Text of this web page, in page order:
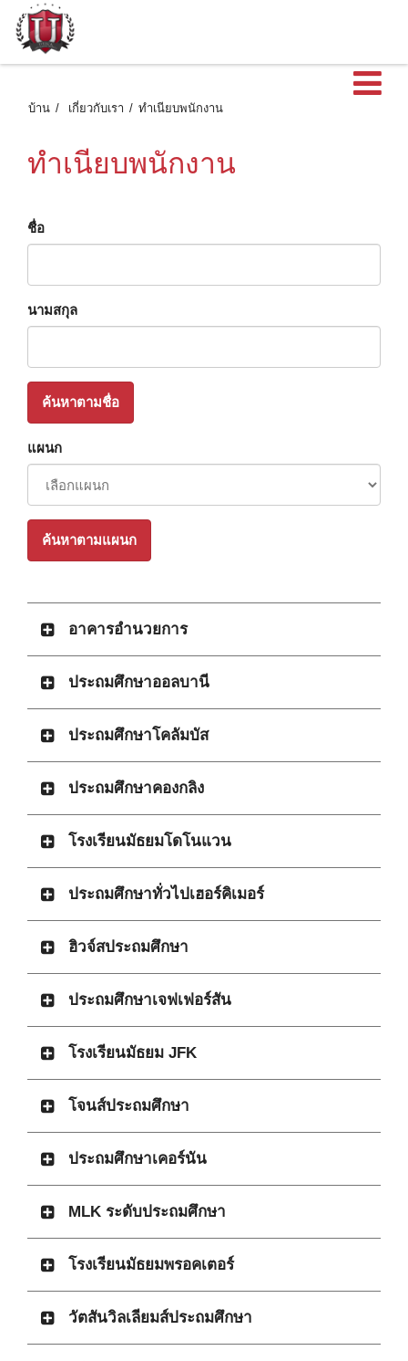
เ
บ้าน เกี่ยวกับเรา ทําเนียบพนักงาน
ทําเนียบพนักงาน
ชื่อ
นามสกุล
ค้นหาตามชื่อ
แผนก
ค้นหาตามแผนก
อาคารอํานวยการ
ประถมศึกษาออลบานี
ประถมศึกษาโคลัมบัส
ประถมศึกษาคองกลิง
โรงเรียนมัธยมโดโนแวน
ประถมศึกษาทั่วไปเฮอร์คิเมอร์
ฮิวจ์สประถมศึกษา
ประถมศึกษาเจฟเฟอร์สัน
โรงเรียนมัธยม JFK
โจนส์ประถมศึกษา
ประถมศึกษาเคอร์นัน
MLK ระดับประถมศึกษา
โรงเรียนมัธยมพรอคเตอร์
วัตสันวิลเลียมส์ประถมศึกษา